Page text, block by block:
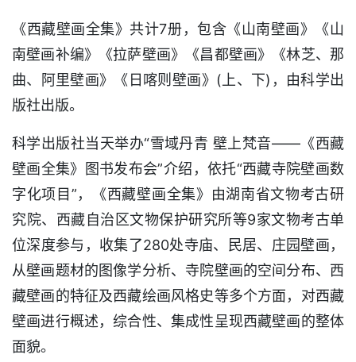
《西藏壁画全集》共计7册，包含《山南壁画》《山
南壁画补编》《拉萨壁画》《昌都壁画》《林芝、那
曲、阿里壁画》《日喀则壁画》(上、下)，由科学出
版社出版。
科学出版社当天举办“雪域丹青 壁上梵音——《西藏
壁画全集》图书发布会”介绍，依托“西藏寺院壁画数
字化项目”，《西藏壁画全集》由湖南省文物考古研
究院、西藏自治区文物保护研究所等9家文物考古单
位深度参与，收集了280处寺庙、民居、庄园壁画，
从壁画题材的图像学分析、寺院壁画的空间分布、西
藏壁画的特征及西藏绘画风格史等多个方面，对西藏
壁画进行概述，综合性、集成性呈现西藏壁画的整体
面貌。